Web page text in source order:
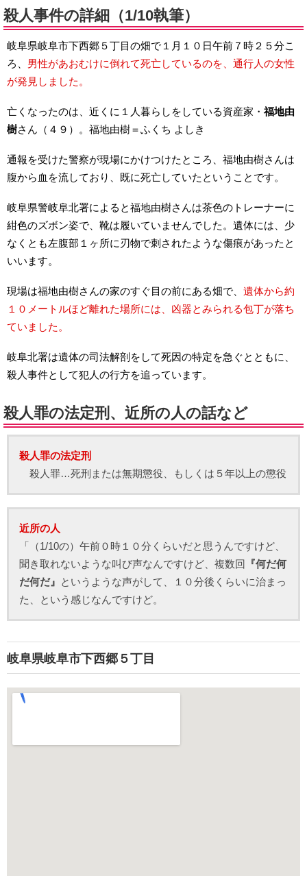
殺人事件の詳細（1/10執筆）
岐阜県岐阜市下西郷５丁目の畑で１月１０日午前７時２５分こ
ろ、 男性があおむけに倒れて死亡しているのを、通行人の女性
が発見しました。
亡くなったのは、近くに１人暮らしをしている資産家・ 福地由
樹さん（４９）。福地由樹＝ふくち よしき
通報を受けた警察が現場にかけつけたところ、福地由樹さんは
腹から血を流しており、既に死亡していたということです。
岐阜県警岐阜北署によると福地由樹さんは茶色のトレーナーに
紺色のズボン姿で、靴は履いていませんでした。遺体には、少
なくとも左腹部１ヶ所に刃物で刺されたような傷痕があったと
いいます。
現場は福地由樹さんの家のすぐ目の前にある畑で、 遺体から約
１０メートルほど離れた場所には、凶器とみられる包丁が落ち
ていました。
岐阜北署は遺体の司法解剖をして死因の特定を急ぐとともに、
殺人事件として犯人の行方を追っています。
殺人罪の法定刑、近所の人の話など
殺人罪の法定刑
殺人罪…死刑または無期懲役、もしくは５年以上の懲役
近所の人
「（1/10の）午前０時１０分くらいだと思うんですけど、
聞き取れないような叫び声なんですけど、複数回
『何だ何
だ何だ』 というような声がして、１０分後くらいに治まっ
た、という感じなんですけど。
岐阜県岐阜市下西郷５丁目